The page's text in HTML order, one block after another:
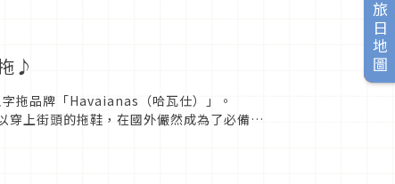
旅日地圖
♪
拖品牌「Havaianas（哈瓦仕）」。
上街頭的拖鞋，在國外儼然成為了必備配